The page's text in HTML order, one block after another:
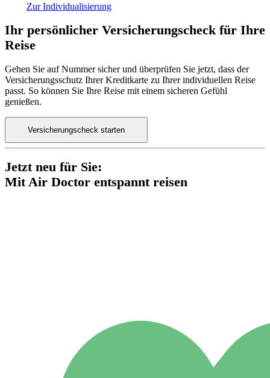
Zur Individualisierung
Ihr persönlicher Versicherungscheck für Ihre
Reise
Gehen Sie auf Nummer sicher und überprüfen Sie jetzt, dass der
Versicherungsschutz Ihrer Kreditkarte zu Ihrer individuellen Reise
passt. So können Sie Ihre Reise mit einem sicheren Gefühl
genießen.
Versicherungscheck starten
Jetzt neu für Sie:
Mit Air Doctor entspannt reisen